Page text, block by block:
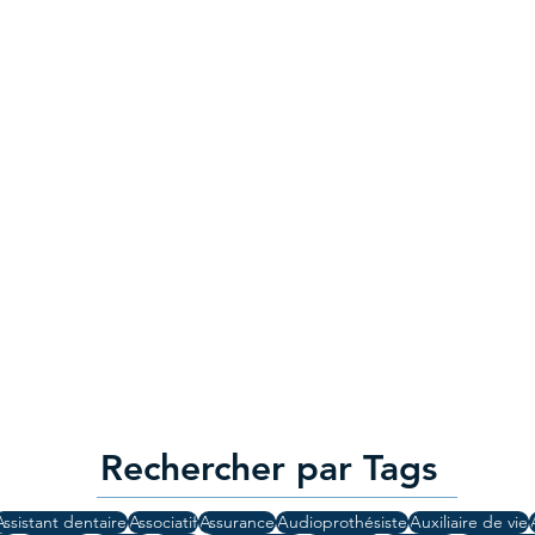
Rechercher par Tags
dentaireAssociatifAssuranceAudioprothésisteAuxiliaire de vie